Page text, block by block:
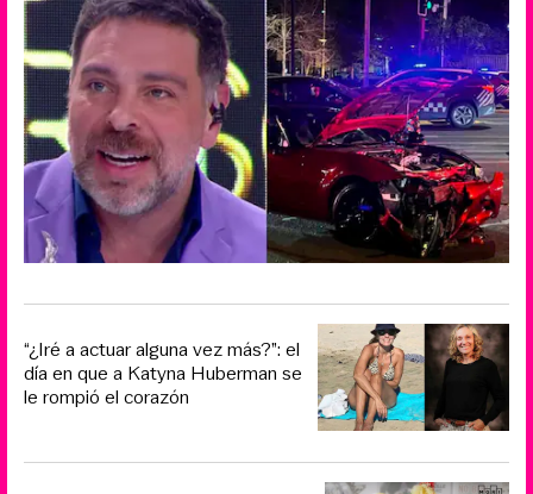
“¿Iré a actuar alguna vez más?”: el
día en que a Katyna Huberman se
le rompió el corazón